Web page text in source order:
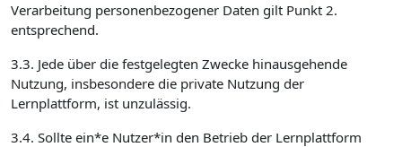
Verarbeitung personenbezogener Daten gilt Punkt 2.
entsprechend.
3.3. Jede über die festgelegten Zwecke hinausgehende
Nutzung, insbesondere die private Nutzung der
Lernplattform, ist unzulässig.
3.4. Sollte ein*e Nutzer*in den Betrieb der Lernplattform